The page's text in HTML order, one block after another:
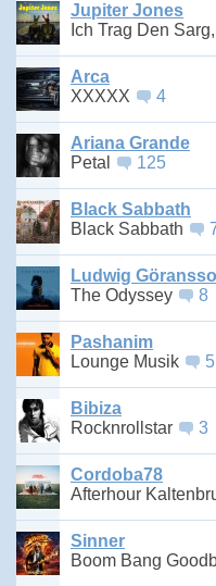
Jupiter Jones
Ich Trag Den
Arca
XXXXX
4
Ariana Grande
Petal
125
Black Sabbath
Black Sabbath
Ludwig
The Odyssey
8
Pashanim
Lounge Musik
5
Bibiza
Rocknrollstar
3
Cordoba78
Afterhour
Sinner
Boom Bang